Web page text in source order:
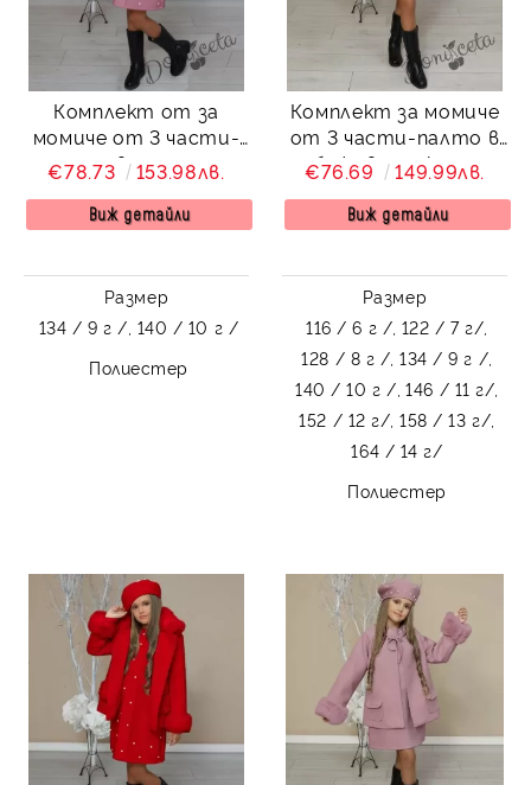
Комплект от за
момиче от 3 части-
палто в пепел от
рози, рокля и барета
Лилана
€78.73 153.98лв.
Виж детайли
Размер
134 / 9 г /, 140 / 10 г /
Полиестер
Комплект за момиче
от 3 части-палто в
бежово, рокля и
барета от колекция
Бежина
€76.69 149.99лв.
Виж детайли
Размер
116 / 6 г /, 122 / 7 г/,
128 / 8 г /, 134 / 9 г /,
140 / 10 г /, 146 / 11 г/,
152 / 12 г/, 158 / 13 г/,
164 / 14 г/
Полиестер